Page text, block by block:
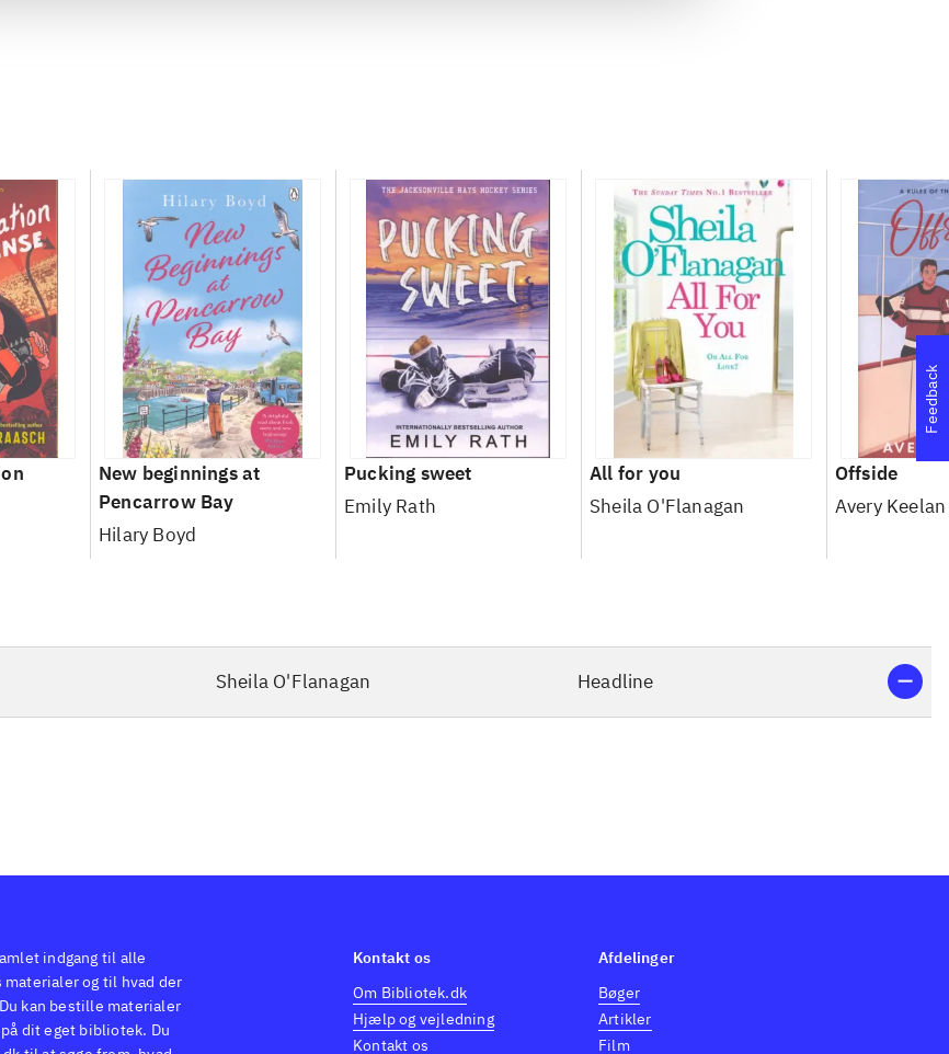
New beginnings at
Pencarrow Bay
Hilary Boyd
Pucking sweet
Emily Rath
All for you
Sheila O'Flanagan
Offside
Avery Keelan
Sheila O'Flanagan Headline
Feedback
indgang til alle
og til hvad der
kan bestille materialer
dit eget bibliotek. Du
Kontakt os
Om Bibliotek.dk
Hjælp og vejledning
Kontakt os
Afdelinger
Bøger
Artikler
Film